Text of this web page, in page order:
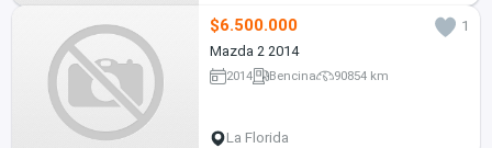
$6.500.000
1
Mazda 2 2014
2014 Bencina 90854 km
La Florida